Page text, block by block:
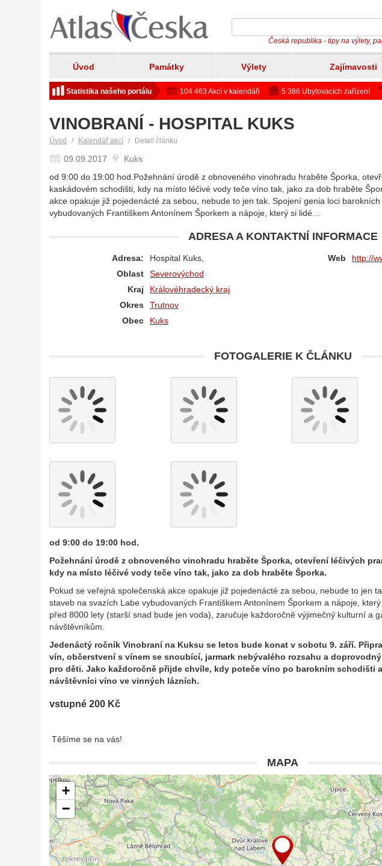
Česká republika - tipy na výlety,
Úvod Památky Výlety Zajímavosti
Statistika našeho portálu 104 463 Akcí v kalendáři 5 386 Ubytovacích zařízení
VINOBRANÍ - HOSPITAL KUKS
Úvod Kalendář akcí Detail článku
09.09.2017
Kuks
od 9:00 do 19:00 hod.Požehnání úrodě z obnoveného vinohradu hraběte Šporka,
kaskádovém schodišti, kdy na místo léčivé vody teče víno tak, jako za dob hraběte
akce opakuje již pojedenácté za sebou, nebude to jen tak. Spojení genia loci
vybudovaných Františkem Antonínem Šporkem a nápoje, který si lidé…
ADRESA A KONTAKTNÍ INFORMACE
Adresa:
Hospital Kuks,
Oblast
Severovýchod
Kraj
Královéhradecký kraj
Okres
Trutnov
Obec
Kuks
Web http://
FOTOGALERIE K ČLÁNKU
od 9:00 do 19:00 hod.
Požehnání úrodě z obnoveného vinohradu hraběte Šporka, otevření léčivých
kdy na místo léčivé vody teče víno tak, jako za dob hraběte Šporka.
Pokud se veřejná společenská akce opakuje již pojedenácté za sebou, nebude to jen
staveb na svazích Labe vybudovaných Františkem Antonínem Šporkem a nápoje,
před 8000 lety (starší snad bude jen voda), zaručuje každoročně výjimečný kulturní a
návštěvníkům.
Jedenáctý ročník Vinobraní na Kuksu se letos bude konat v sobotu 9. září.
vín, občerstvení s vínem se snoubící, jarmark nebývalého rozsahu a
pro děti. Jako každoročně přijde chvíle, kdy poteče víno po barokním schodišti
návštěvníci víno ve vinných lázních.
vstupné 200 Kč
Těšíme se na vás!
MAPA
+
−